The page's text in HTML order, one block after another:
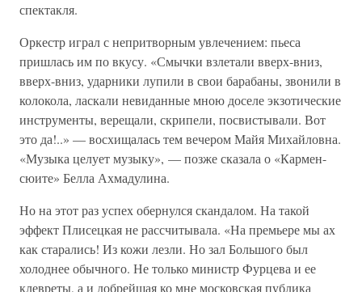
спектакля.
Оркестр играл с непритворным увлечением: пьеса
пришлась им по вкусу. «Смычки взлетали вверх-вниз,
вверх-вниз, ударники лупили в свои барабаны, звонили в
колокола, ласкали невиданные мною доселе экзотические
инструменты, верещали, скрипели, посвистывали. Вот
это да!..» — восхищалась тем вечером Майя Михайловна.
«Музыка целует музыку», — позже сказала о «Кармен-
сюите» Белла Ахмадулина.
Но на этот раз успех обернулся скандалом. На такой
эффект Плисецкая не рассчитывала. «На премьере мы ах
как старались! Из кожи лезли. Но зал Большого был
холоднее обычного. Не только министр Фурцева и ее
клевреты, а и добрейшая ко мне московская публика